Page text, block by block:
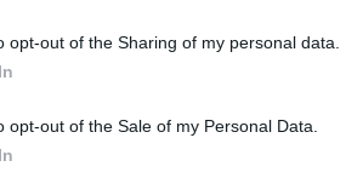
opt-out of the Sharing of my personal data.
opt-out of the Sale of my Personal Data.
του, αφετέρου να τονίσει ότι
που έχει ήδη
πρόγραμμα.
όσο και αν το ΠΑΣΟΚ